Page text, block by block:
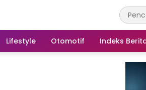
Lifestyle Otomotif Indeks